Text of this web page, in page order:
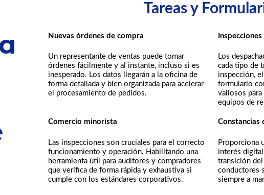
Tareas y
Nuevas órdenes de compra
Un representante de ventas puede tomar
órdenes fácilmente y al instante, incluso si es
inesperado. Los datos llegarán a la oficina de
forma detallada y bien organizada para acelerar
el procesamiento de pedidos.
Los
cada tipo de
inspección,
formulario
valiosos
equipos de
Comercio minorista
Las inspecciones son cruciales para el correcto
funcionamiento y operación. Habilitando una
herramienta útil para auditores y compradores
que verifica de forma rápida y exhaustiva si
cumple con los estándares corporativos.
Constancias
Proporciona
interés
transición
conductores
siempre a